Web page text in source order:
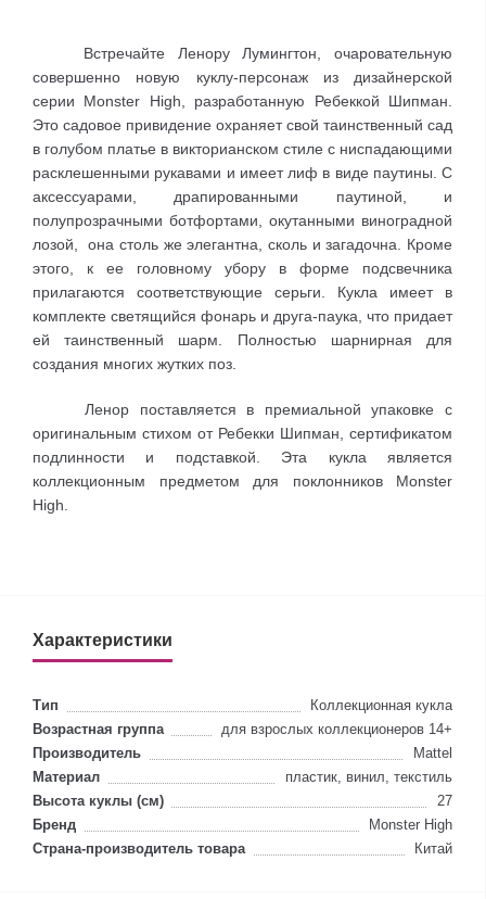
Встречайте Ленору Лумингтон, очаровательную
совершенно новую куклу-персонаж из дизайнерской
серии Monster High, разработанную Ребеккой Шипман.
Это садовое привидение охраняет свой таинственный сад
в голубом платье в викторианском стиле с ниспадающими
расклешенными рукавами и имеет лиф в виде паутины. С
аксессуарами, драпированными паутиной, и
полупрозрачными ботфортами, окутанными виноградной
лозой, она столь же элегантна, сколь и загадочна. Кроме
этого, к ее головному убору в форме подсвечника
прилагаются соответствующие серьги. Кукла имеет в
комплекте светящийся фонарь и друга-паука, что придает
ей таинственный шарм. Полностью шарнирная для
создания многих жутких поз.
Ленор поставляется в премиальной упаковке с
оригинальным стихом от Ребекки Шипман, сертификатом
подлинности и подставкой. Эта кукла является
коллекционным предметом для поклонников Monster
High.
Характеристики
Тип
Коллекционная кукла
Возрастная группа
для взрослых коллекционеров 14+
Производитель
Mattel
Материал
пластик, винил, текстиль
Высота куклы (см)
27
Бренд
Monster High
Страна-производитель товара
Китай